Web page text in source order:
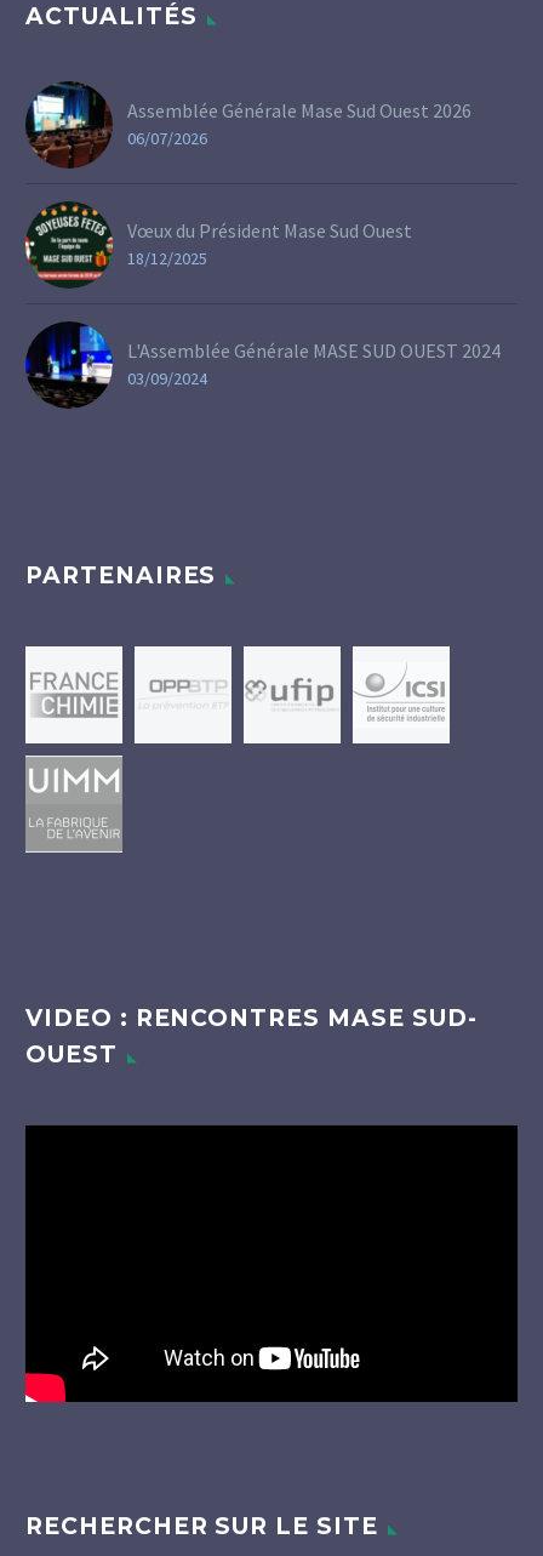
ACTUALITÉS
Assemblée Générale Mase Sud Ouest 2026
06/07/2026
Vœux du Président Mase Sud Ouest
18/12/2025
L'Assemblée Générale MASE SUD OUEST 2024
03/09/2024
PARTENAIRES
VIDEO : RENCONTRES MASE SUD-
OUEST
RECHERCHER SUR LE SITE